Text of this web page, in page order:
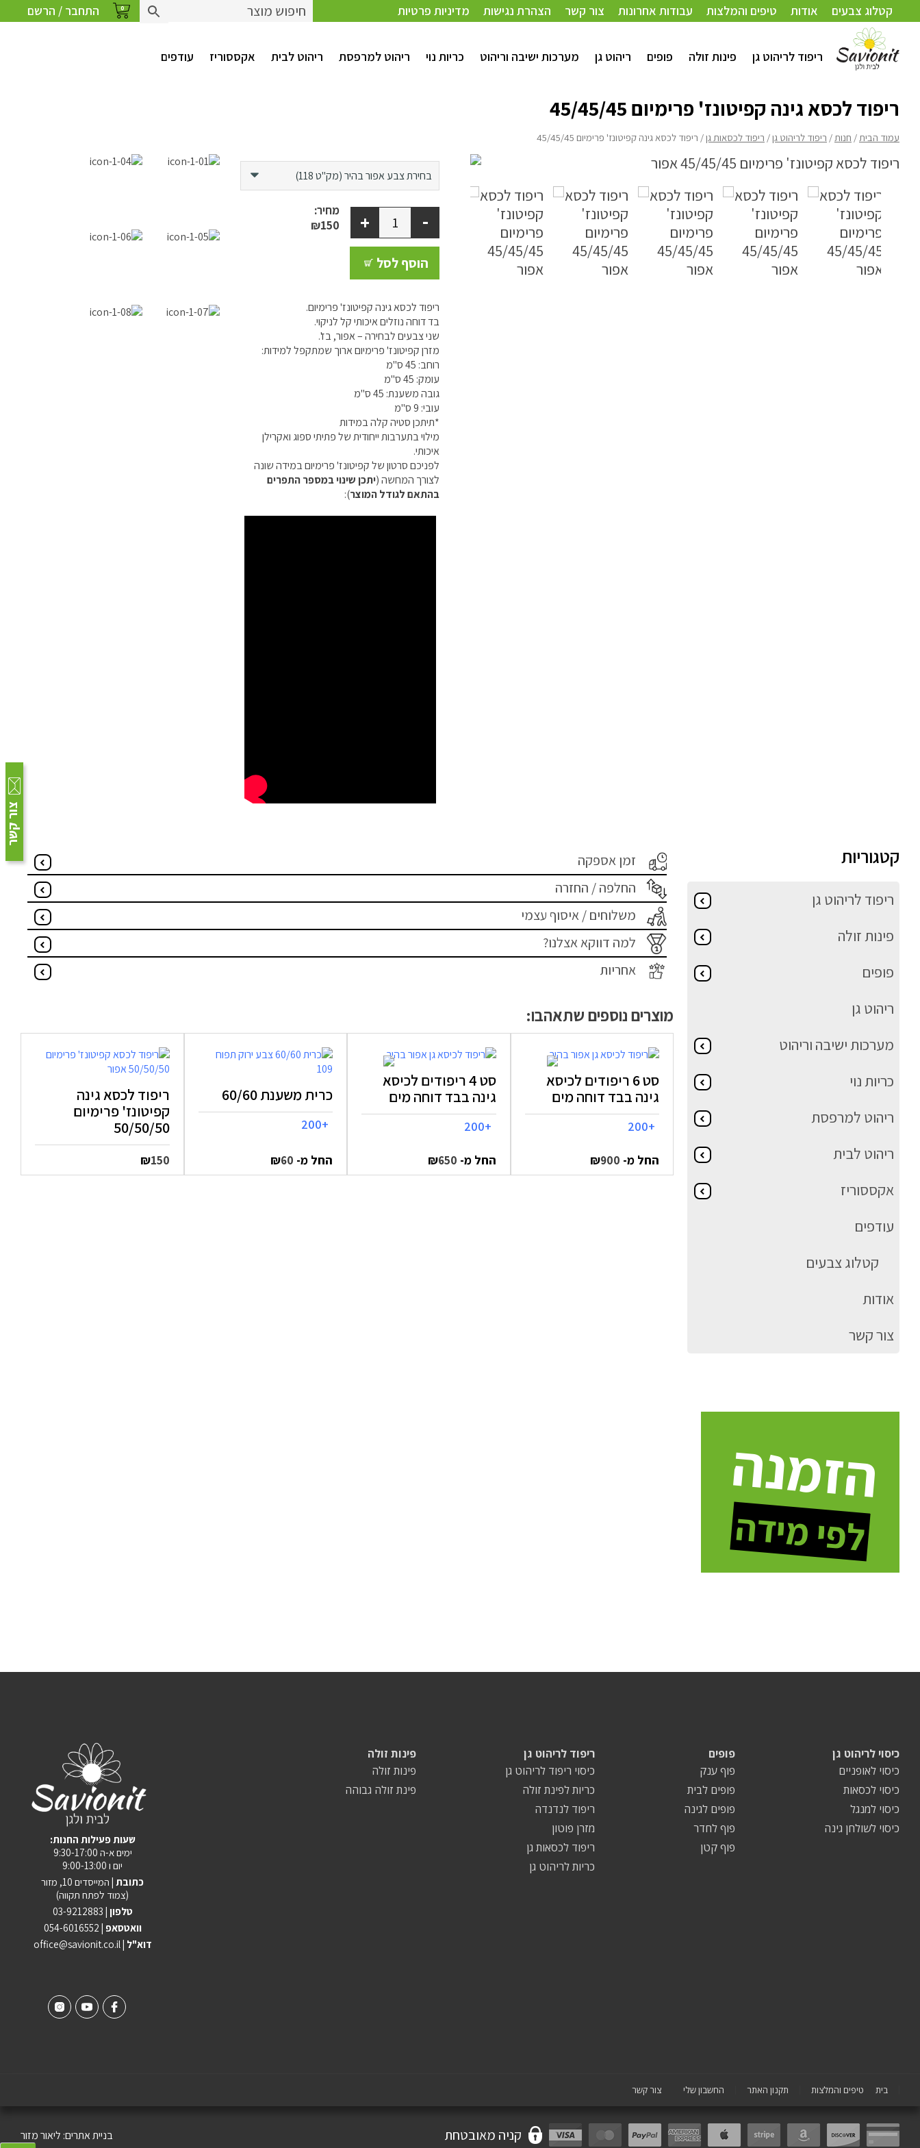
צור קשר
התחבר / הרשם 0 קטלוג צבעים אודות טיפים והמלצות עבודות אחרונות צור קשר הצהרת נגישות מדיניות פרטיות
ריפוד לריהוט גן פינות זולה פופים ריהוט גן מערכות ישיבה וריהוט כריות נוי ריהוט למרפסת ריהוט לבית אקססוריז עודפים
עמוד הבית/חנות/ריפוד לריהוט גן/ ריפוד לכסאות גן/ ריפוד לכסא גינה קפיטונז' פרימיום 45/45/45
ריפוד לכסא גינה קפיטונז' פרימיום 45/45/45
עמוד הבית/ חנות/ ריפוד לריהוט גן/ ריפוד לכסאות גן/ ריפוד לכסא גינה קפיטונז' פרימיום 45/45/45
בחירת צבעאפור בהיר (מק"ט 118) בז' (מק"ט 103)
אפור בהיר (מק"ט 118)
-
+
מחיר:
₪150
הוסף לסל
ריפוד לכסא גינה קפיטונז' פרימיום.
בד דוחה נוזלים איכותי קל לניקוי.
שני צבעים לבחירה – אפור, בז'.
מזרן קפיטונז' פרימיום ארוך שמתקפל למידות:
רוחב: 45 ס"מ
עומק: 45 ס"מ
גובה משענת: 45 ס"מ
עובי: 9 ס"מ
*תיתכן סטיה קלה במידות
מילוי בתערבות ייחודית של פתיתי ספוג ואקרילן
איכותי.
לפניכם סרטון של קפיטונז' פרימיום במידה שונה
לצורך המחשה (יתכן שינוי במספר התפרים
בהתאם לגודל המוצר):
זמן אספקה
החלפה / החזרה
משלוחים / איסוף עצמי
למה דווקא אצלנו?
אחריות
מוצרים נוספים שתאהבו:
סט 6 ריפודים לכיסא
גינה בבד דוחה מים
+200
החל מ- ₪900
סט 4 ריפודים לכיסא
גינה בבד דוחה מים
+200
החל מ- ₪650
כרית משענת 60/60
+200
החל מ- ₪60
ריפוד לכסא גינה
קפיטונז' פרימיום
50/50/50
₪150
קטגוריות
ריפוד לריהוט גן
פינות זולה
פופים
ריהוט גן
מערכות ישיבה וריהוט
כריות נוי
ריהוט למרפסת
ריהוט לבית
אקססוריז
עודפים
קטלוג צבעים
אודות
צור קשר
הזמנה
לפי מידה
:שעות פעילות החנות
ימים א-ה 9:30-17:00
יום ו 9:00-13:00
כתובת | המייסדים 10, מזור
(צמוד לפתח תקווה)
טלפון | 03-9212883
וואטסאפ | 054-6016552
office@savionit.co.il | דוא"ל
פינות זולה
פינות זולה
פינת זולה גבוהה
ריפוד לריהוט גן
כיסוי ריפוד לריהוט גן
כריות לפינת זולה
ריפוד לנדנדה
מזרן פוטון
ריפוד לכסאות גן
כריות לריהוט גן
פופים
פוף ענק
פופים לבית
פופים לגינה
פוף לחדר
פוף קטן
כיסוי לריהוט גן
כיסוי לאופניים
כיסוי לכסאות
כיסוי למנגל
כיסוי לשולחן גינה
בית טיפים והמלצות תקנון האתר החשבון שלי צור קשר
בניית אתרים: ליאור מזור קניה מאובטחת